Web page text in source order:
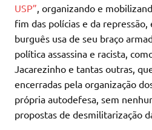
USP”, organizando e
fim das polícias e da
burguês usa de seu braço
política assassina e racista,
Jacarezinho e tantas outras,
encerradas pela organização
própria autodefesa, sem
propostas de desmilitarização